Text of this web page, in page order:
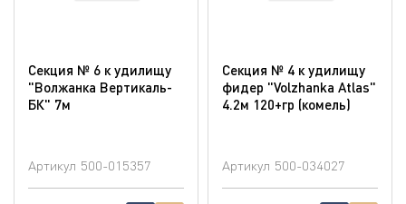
Секция № 6 к удилищу
"Волжанка Вертикаль-
БК" 7м
Артикул 500-015357
Секция № 4 к удилищу
фидер "Volzhanka Atlas"
4.2м 120+гр (комель)
Артикул 500-034027